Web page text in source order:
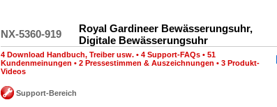
NX-5360-919
Royal Gardineer Bewässerungsuhr,
Digitale Bewässerungsuhr
4 Download Handbuch, Treiber usw. • 4 Support-FAQs • 51
Kundenmeinungen • 2 Pressestimmen & Auszeichnungen • 3 Produkt-
Videos
Support-Bereich